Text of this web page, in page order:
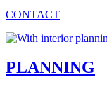
CONTACT
PLANNING